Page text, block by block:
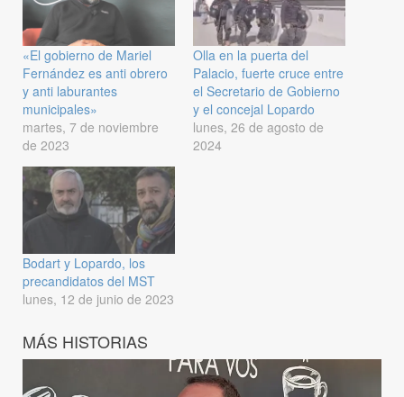
«El gobierno de Mariel
Fernández es anti obrero
y anti laburantes
municipales»
martes, 7 de noviembre
de 2023
Olla en la puerta del
Palacio, fuerte cruce entre
el Secretario de Gobierno
y el concejal Lopardo
lunes, 26 de agosto de
2024
Bodart y Lopardo, los
precandidatos del MST
lunes, 12 de junio de 2023
MÁS HISTORIAS